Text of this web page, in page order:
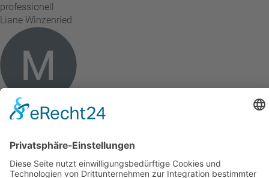
professionell
Liane Winzenried
vor 2 Wochen
Live Online Schulung Für Fachpraktiker Massage. Sehr
gut erklärt. Es wurde auf alle Fragen eingegangen. Freue mich
schon auf das Präsenzseminar. Gruss vom Bodensee....
Micha Friese